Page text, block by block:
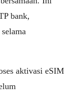
bank,
aktivasi eSIM